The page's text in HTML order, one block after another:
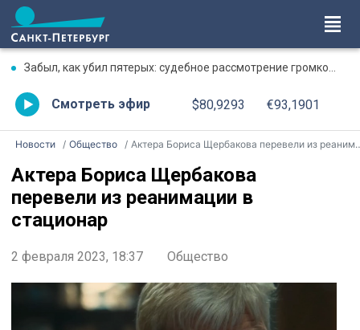
Забыл, как убил пятерых: судебное рассмотрение громкого дела о массовом убийстве в Липной Горке приостановлено
Смотреть эфир $80,9293 €93,1901
Новости Общество Актера Бориса Щербакова перевели из реанимации в стационар
Актера Бориса Щербакова
перевели из реанимации в
стационар
2 февраля 2023, 18:37 Общество